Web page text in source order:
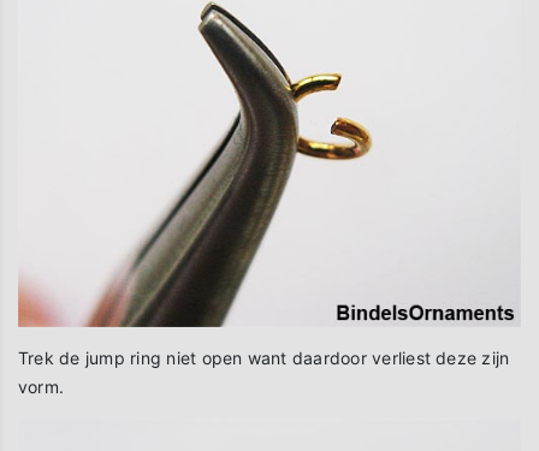
Trek de jump ring niet open want daardoor verliest deze zijn
vorm.